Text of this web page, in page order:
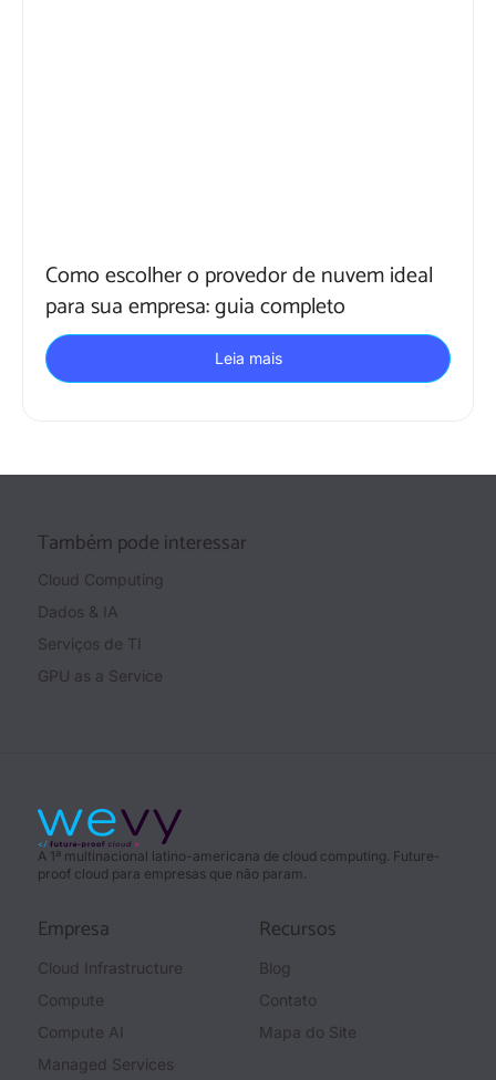
Como escolher o provedor de nuvem ideal
para sua empresa: guia completo
Leia mais
Também pode interessar
Cloud Computing
Dados & IA
Serviços de TI
GPU as a Service
A 1ª multinacional latino-americana de cloud computing. Future-
proof cloud para empresas que não param.
Empresa
Cloud Infrastructure
Compute
Compute AI
Managed Services
Recursos
Blog
Contato
Mapa do Site